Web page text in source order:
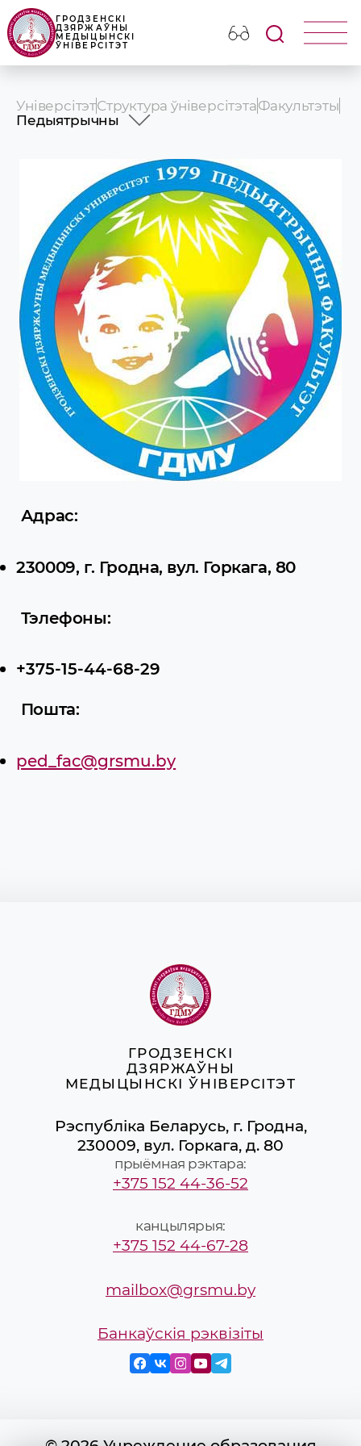
ГРОДЗЕНСКІ
ДЗЯРЖАЎНЫ
МЕДЫЦЫНСКІ
ЎНІВЕРСІТЭТ
УніверсітэтСтруктура ўніверсітэтаФакультэты
Педыятрычны
Педыятрычны
Медыка-дыягнастычны
Медыка-псiхалагiчны
Замежных навучэнцаў
Факультэт павышэння кваліфікацыі і
перападрыхтоўкі
Адрас:
230009, г. Гродна, вул. Горкага, 80
Тэлефоны:
+375-15-44-68-29
Пошта:
ped_fac@grsmu.by
ГРОДЗЕНСКІ
ДЗЯРЖАЎНЫ
МЕДЫЦЫНСКІ ЎНІВЕРСІТЭТ
Рэспубліка Беларусь, г. Гродна,
230009, вул. Горкага, д. 80
прыёмная рэктара:
+375 152 44-36-52
канцылярыя:
+375 152 44-67-28
mailbox@grsmu.by
Банкаўскія рэквізіты